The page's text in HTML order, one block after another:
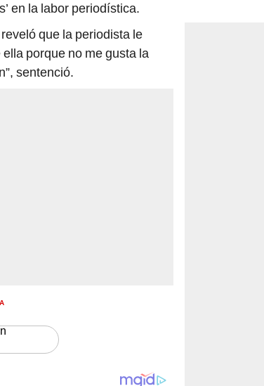
en la labor periodística.
reveló que la periodista le
porque no me gusta la
sentenció.